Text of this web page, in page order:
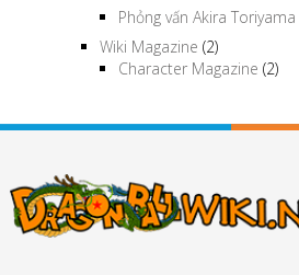
Phỏng vấn Akira Toriyama
Wiki Magazine (2)
Character Magazine (2)